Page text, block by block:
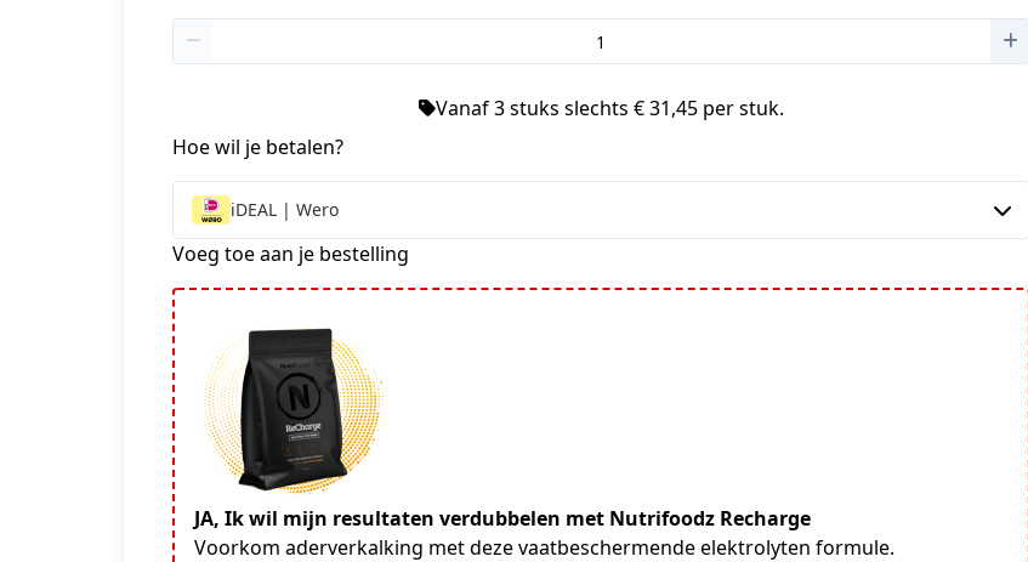
Vanaf 3 stuks slechts € 31,45 per stuk.
Hoe wil je betalen?
iDEAL | Wero
Voeg toe aan je bestelling
JA, Ik wil mijn resultaten verdubbelen met Nutrifoodz Recharge
Voorkom aderverkalking met deze vaatbeschermende elektrolyten formule.